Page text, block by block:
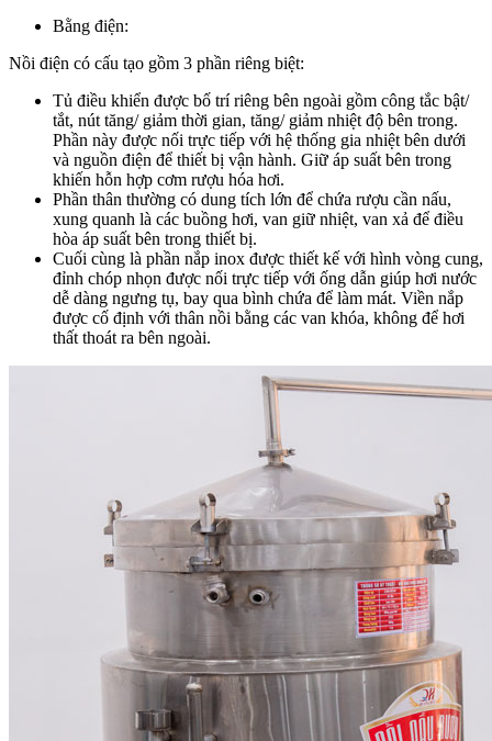
Bằng điện:
Nồi điện có cấu tạo gồm 3 phần riêng biệt:
Tủ điều khiển được bố trí riêng bên ngoài gồm công tắc bật/
tắt, nút tăng/ giảm thời gian, tăng/ giảm nhiệt độ bên trong.
Phần này được nối trực tiếp với hệ thống gia nhiệt bên dưới
và nguồn điện để thiết bị vận hành. Giữ áp suất bên trong
khiến hỗn hợp cơm rượu hóa hơi.
Phần thân thường có dung tích lớn để chứa rượu cần nấu,
xung quanh là các buồng hơi, van giữ nhiệt, van xả để điều
hòa áp suất bên trong thiết bị.
Cuối cùng là phần nắp inox được thiết kế với hình vòng cung,
đỉnh chóp nhọn được nối trực tiếp với ống dẫn giúp hơi nước
dễ dàng ngưng tụ, bay qua bình chứa để làm mát. Viền nắp
được cố định với thân nồi bằng các van khóa, không để hơi
thất thoát ra bên ngoài.